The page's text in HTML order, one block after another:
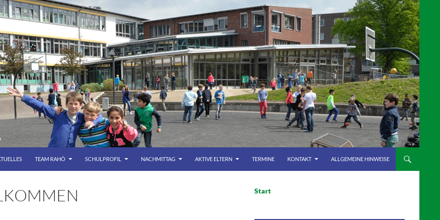
TEAM RAHÖ SCHULPROFIL NACHMITTAG AKTIVE ELTERN TERMINE KONTAKT ALLGEMEINE HINWEISE
Start